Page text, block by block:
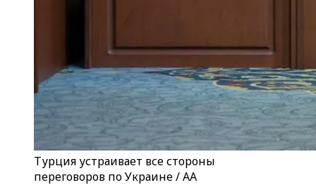
Турция устраивает все стороны
переговоров по Украине / AA